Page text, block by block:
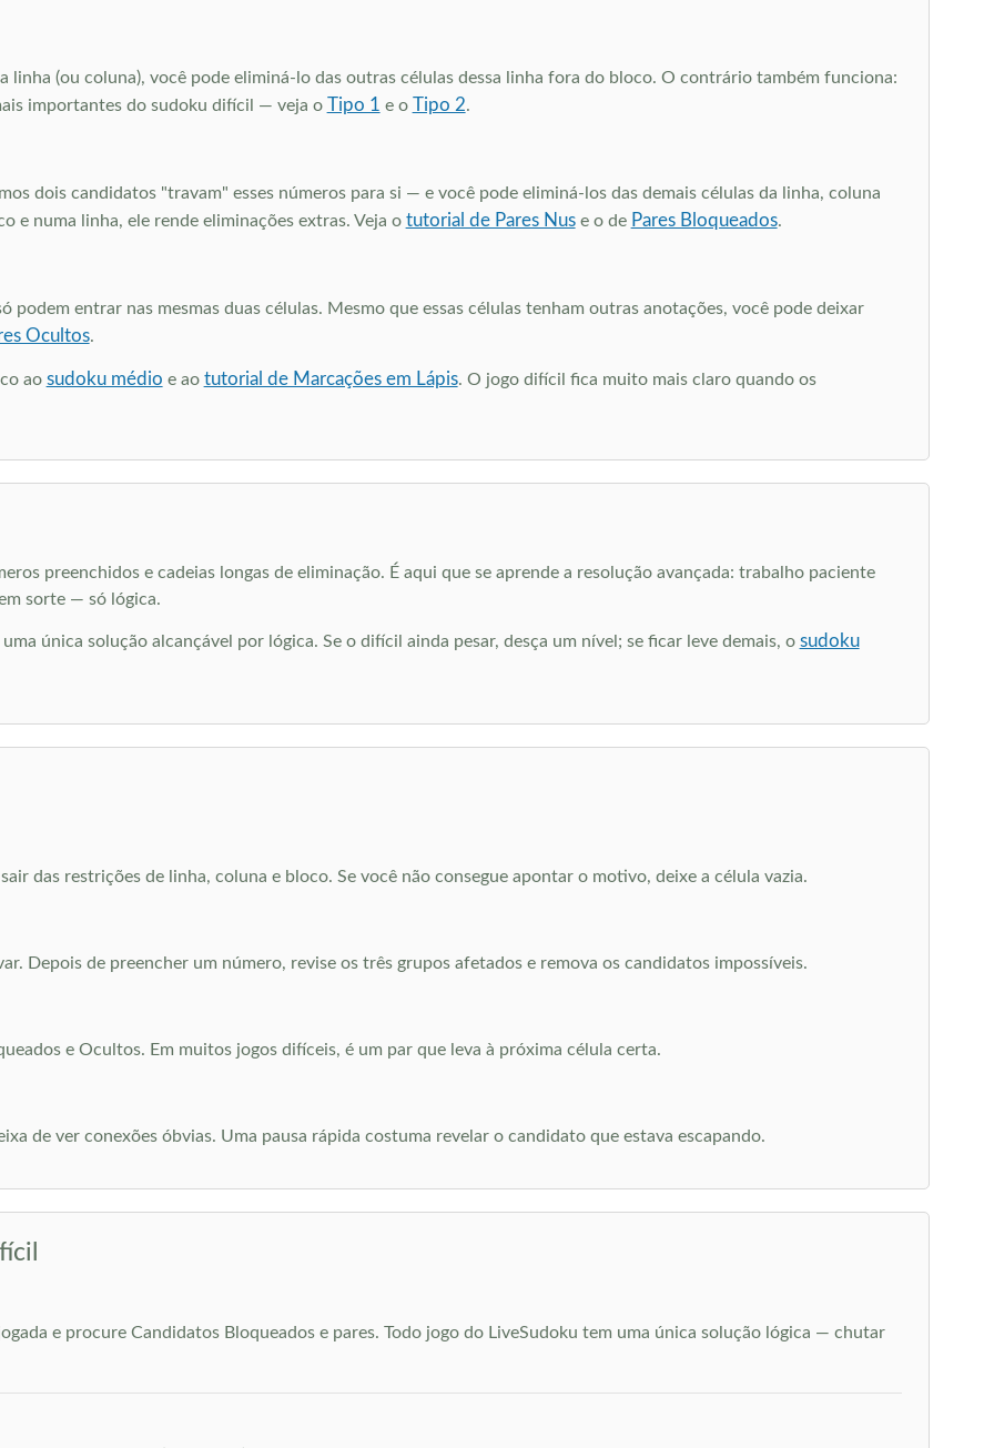
linha (ou coluna), você pode eliminá-lo das outras células dessa linha fora do bloco. O contrário também funciona:
importantes do sudoku difícil — veja o Tipo 1 e o Tipo 2.
dois candidatos "travam" esses números para si — e você pode eliminá-los das demais células da linha, coluna
e numa linha, ele rende eliminações extras. Veja o tutorial de Pares Nuse o de Pares Bloqueados.
podem entrar nas mesmas duas células. Mesmo que essas células tenham outras anotações, você pode deixar
Ocultos.
ao sudoku médio e ao tutorial de Marcações em Lápis. O jogo difícil fica muito mais claro quando os
preenchidos e cadeias longas de eliminação. É aqui que se aprende a resolução avançada: trabalho paciente
sorte — só lógica.
única solução alcançável por lógica. Se o difícil ainda pesar, desça um nível; se ficar leve demais, o sudoku
das restrições de linha, coluna e bloco. Se você não consegue apontar o motivo, deixe a célula vazia.
Depois de preencher um número, revise os três grupos afetados e remova os candidatos impossíveis.
e Ocultos. Em muitos jogos difíceis, é um par que leva à próxima célula certa.
de ver conexões óbvias. Uma pausa rápida costuma revelar o candidato que estava escapando.
e procure Candidatos Bloqueados e pares. Todo jogo do LiveSudoku tem uma única solução lógica — chutar